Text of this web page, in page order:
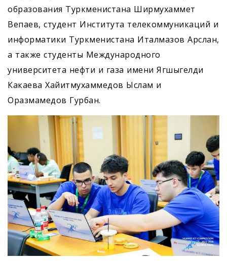
образования Туркменистана Ширмухаммет
Вепаев, студент Института телекоммуникаций и
информатики Туркменистана Италмазов Арслан,
а также студенты Международного
университета нефти и газа имени Ягшыгелди
Какаева Хайитмухаммедов Ыслам и
Оразмамедов Гурбан.